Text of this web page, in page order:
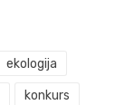
ekologija
konkurs